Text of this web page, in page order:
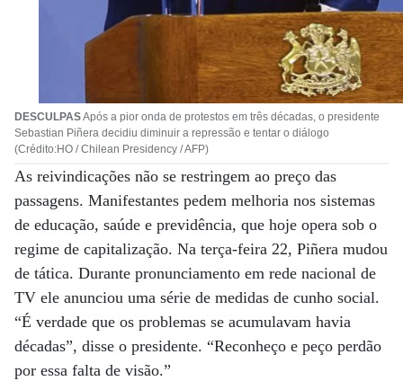
DESCULPASApós a pior onda de protestos em três décadas, o presidente
Sebastian Piñera decidiu diminuir a repressão e tentar o diálogo
(Crédito:HO / Chilean Presidency / AFP)
As reivindicações não se restringem ao preço das
passagens. Manifestantes pedem melhoria nos sistemas
de educação, saúde e previdência, que hoje opera sob o
regime de capitalização. Na terça-feira 22, Piñera mudou
de tática. Durante pronunciamento em rede nacional de
TV ele anunciou uma série de medidas de cunho social.
“É verdade que os problemas se acumulavam havia
décadas”, disse o presidente. “Reconheço e peço perdão
por essa falta de visão.”